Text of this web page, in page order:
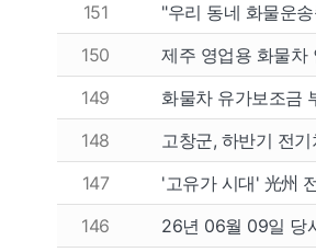
법인넘버
151 "우리 동네 화물운
150
제주 영업용 화물차
149
화물차 유가보조금
148
고창군, 하반기 전
147
'고유가 시대' 光州
146
26년 06월 09일 당